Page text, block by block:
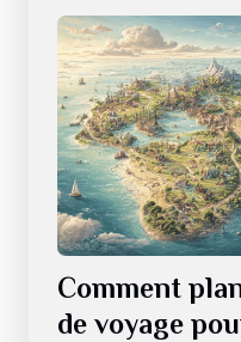
Comment
de voyage